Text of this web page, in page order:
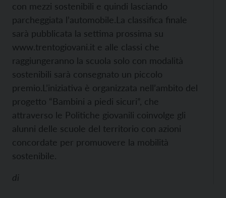
con mezzi sostenibili e quindi lasciando
parcheggiata l’automobile.La classifica finale
sarà pubblicata la settima prossima su
www.trentogiovani.it e alle classi che
raggiungeranno la scuola solo con modalità
sostenibili sarà consegnato un piccolo
premio.L’iniziativa è organizzata nell’ambito del
progetto “Bambini a piedi sicuri”, che
attraverso le Politiche giovanili coinvolge gli
alunni delle scuole del territorio con azioni
concordate per promuovere la mobilità
sostenibile.
di